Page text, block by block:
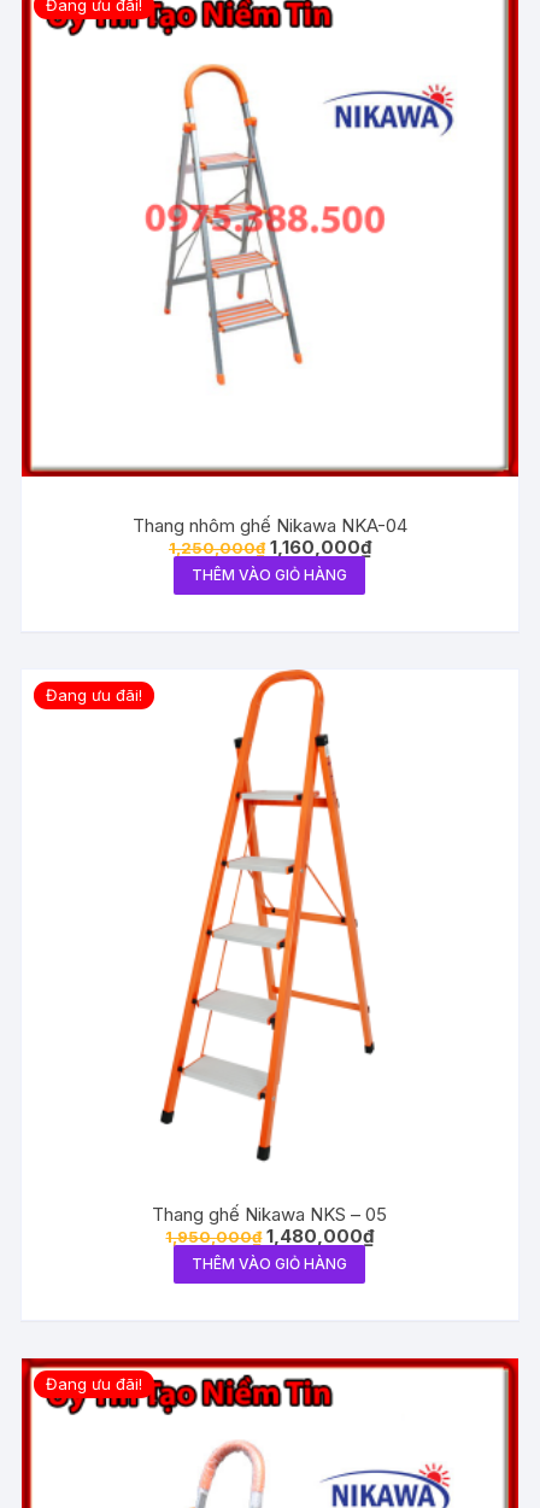
Đang ưu đãi!
Thang nhôm ghế Nikawa NKA-04
1,250,000₫ 1,160,000₫
THÊM VÀO GIỎ HÀNG
Đang ưu đãi!
Thang ghế Nikawa NKS – 05
1,950,000₫ 1,480,000₫
THÊM VÀO GIỎ HÀNG
Đang ưu đãi!